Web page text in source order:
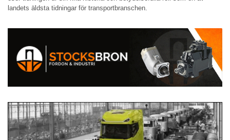
landets äldsta tidningar för transportbranschen.